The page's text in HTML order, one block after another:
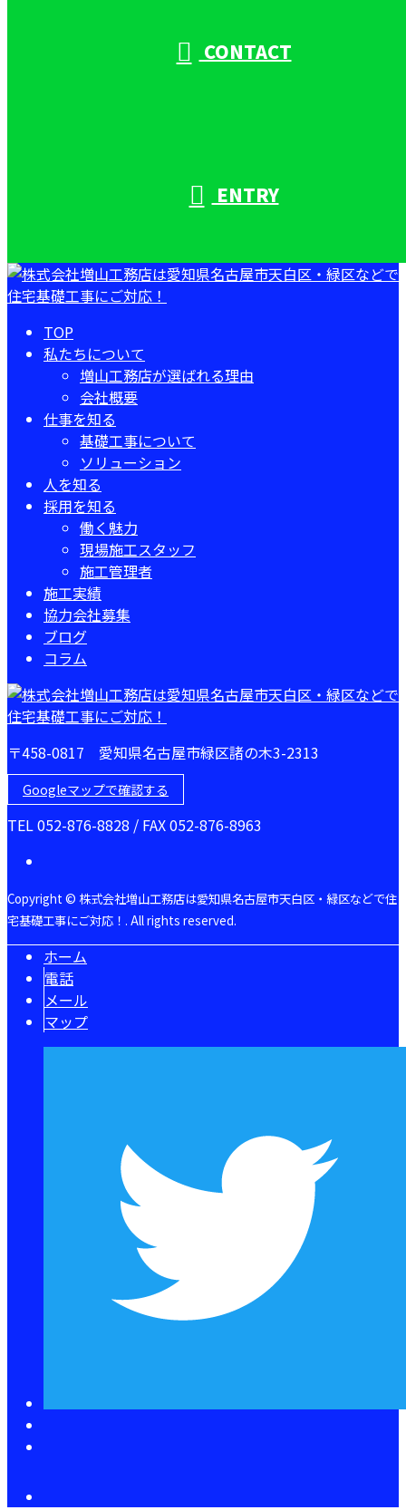
CONTACT
ENTRY
TOP
私たちについて
増山工務店が選ばれる理由
会社概要
仕事を知る
基礎工事について
ソリューション
人を知る
採用を知る
働く魅力
現場施工スタッフ
施工管理者
施工実績
協力会社募集
ブログ
コラム
〒458-0817 愛知県名古屋市緑区諸の木3-2313
Googleマップで確認する
TEL 052-876-8828 / FAX 052-876-8963
Copyright © 株式会社増山工務店は愛知県名古屋市天白区・緑区などで住
宅基礎工事にご対応！. All rights reserved.
ホーム
電話
メール
マップ